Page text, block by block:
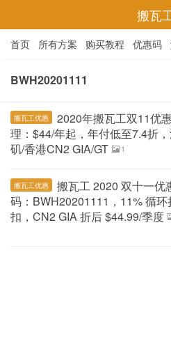
搬瓦
首页 所有方案 购买教程 优惠码
BWH20201111
搬瓦工优惠
2020年搬瓦工双11优
理：$44/年起，年付低至7.4折
矶/香港CN2 GIA/GT
1
搬瓦工优惠
搬瓦工 2020 双十一优
码：BWH20201111，11% 循环
扣，CN2 GIA 折后 $44.99/季度